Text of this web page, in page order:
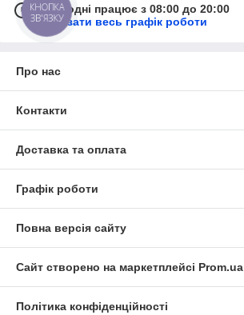
Сьогодні працює з 08:00 до 20:00
Показати весь графік роботи
Про нас
Контакти
Доставка та оплата
Графік роботи
Повна версія сайту
Сайт створено на маркетплейсі Prom.ua
Політика конфіденційності
КНОПКА
ЗВ'ЯЗКУ